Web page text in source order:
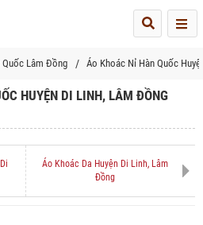
Quốc Lâm Đồng Áo Khoác Nỉ Hàn Quốc
HUYỆN DI LINH, LÂM ĐỒNG
Áo Khoác Da Huyện Di Linh, Lâm
Đồng